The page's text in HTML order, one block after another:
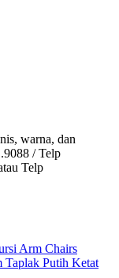
warna, dan
/ Telp
Telp
Arm Chairs
Taplak Putih Ketat